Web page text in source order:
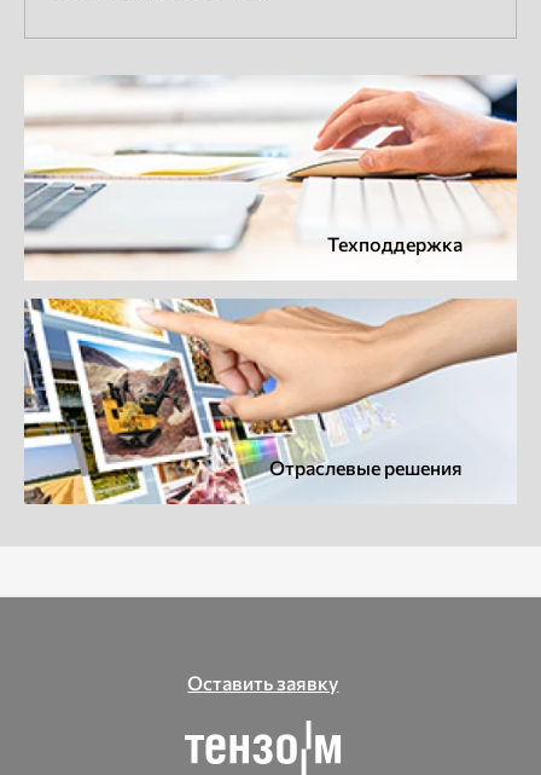
Техподдержка
Отраслевые решения
Оставить заявку